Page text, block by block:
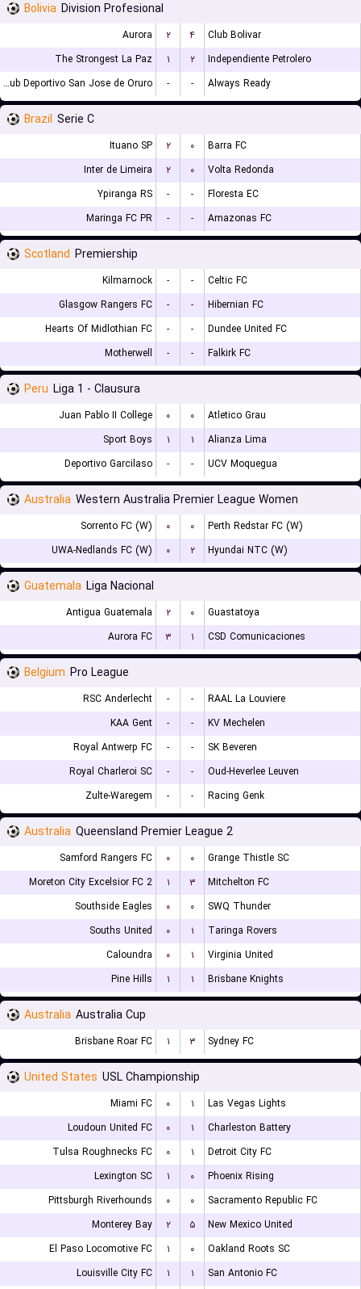
Bolivia Division Profesional
Aurora ۲ ۴
Club Bolivar
The Strongest La Paz
۱ ۲
Independiente Petrolero
GV Club Deportivo San Jose de Oruro
- - Always Ready
Brazil Serie C
Ituano SP ۲ ۰
Barra FC
Inter de Limeira
۲ ۰
Volta Redonda
Ypiranga RS
- -
Floresta EC
Maringa FC PR
- - Amazonas FC
Scotland Premiership
Kilmarnock - -
Celtic FC
Glasgow Rangers FC
- -
Hibernian FC
Hearts Of Midlothian FC
- -
Dundee United FC
Motherwell
- - Falkirk FC
Peru Liga 1 - Clausura
Juan Pablo II College ۰ ۰
Atletico Grau
Sport Boys
۱ ۱
Alianza Lima
Deportivo Garcilaso
- - UCV Moquegua
Australia Western Australia Premier League Women
Sorrento FC (W) ۰ ۰
Perth Redstar FC (W)
UWA-Nedlands FC (W)
۰ ۲ Hyundai NTC (W)
Guatemala Liga Nacional
Antigua Guatemala ۲ ۰
Guastatoya
Aurora FC
۳ ۱ CSD Comunicaciones
Belgium Pro League
RSC Anderlecht - -
RAAL La Louviere
KAA Gent
- -
KV Mechelen
Royal Antwerp FC
- -
SK Beveren
Royal Charleroi SC
- -
Oud-Heverlee Leuven
Zulte-Waregem
- - Racing Genk
Australia Queensland Premier League 2
Samford Rangers FC ۰ ۰
Grange Thistle SC
Moreton City Excelsior FC 2
۱ ۳
Mitchelton FC
Southside Eagles
۰ ۰
SWQ Thunder
Souths United
۰ ۱
Taringa Rovers
Caloundra
۰ ۱
Virginia United
Pine Hills
۱ ۱ Brisbane Knights
Australia Australia Cup
Brisbane Roar FC ۱ ۳ Sydney FC
United States USL Championship
Miami FC ۰ ۱
Las Vegas Lights
Loudoun United FC
۰ ۱
Charleston Battery
Tulsa Roughnecks FC
۰ ۱
Detroit City FC
Lexington SC
۱ ۰
Phoenix Rising
Pittsburgh Riverhounds
۰ ۰
Sacramento Republic FC
Monterey Bay
۲ ۵
New Mexico United
El Paso Locomotive FC
۱ ۰
Oakland Roots SC
Louisville City FC
۱ ۱
San Antonio FC